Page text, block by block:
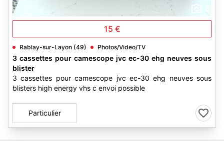
15 €
Rablay-sur-Layon (49) Photos/Video/TV
3 cassettes pour camescope jvc ec-30 ehg neuves sous
blister
3 cassettes pour camescope jvc ec-30 ehg neuves sous
blisters high energy vhs c envoi possible
Particulier